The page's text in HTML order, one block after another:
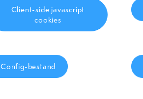
Client-side javascript
cookies
Config-bestand